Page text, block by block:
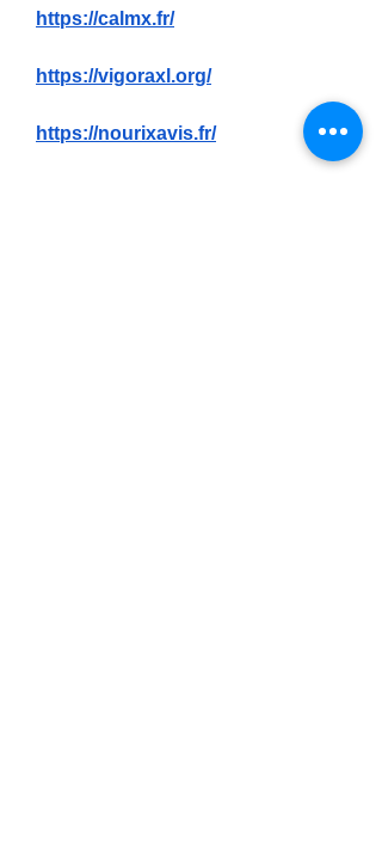
https://calmx.fr/
https://vigoraxl.org/
https://nourixavis.fr/